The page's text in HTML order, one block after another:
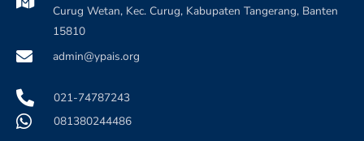
Curug Wetan, Kec. Curug, Kabupaten Tangerang, Banten
15810
admin@ypais.org
021-74787243
081380244486